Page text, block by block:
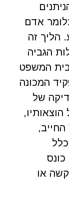
אדם
הליך זה
הגביה
בית המשפט
המכונה
של
הוצאותיו,
או